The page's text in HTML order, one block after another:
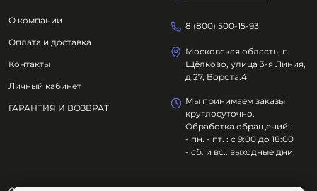
О компании
Оплата и доставка
Контакты
Личный кабинет
ГАРАНТИЯ И ВОЗВРАТ
8 (800) 500-15-93
Московская область, г.
Щёлково, улица 3-я Линия,
д.27, Ворота:4
Мы принимаем заказы
круглосуточно.
Обработка обращений:
- пн. - пт. : с 9:00 до 18:00
- сб. и вс.: выходные дни.